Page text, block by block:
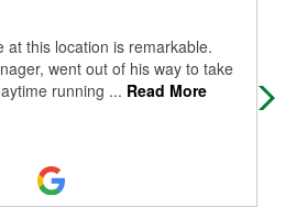
at this location is remarkable.
went out of his way to take
running ... Read More